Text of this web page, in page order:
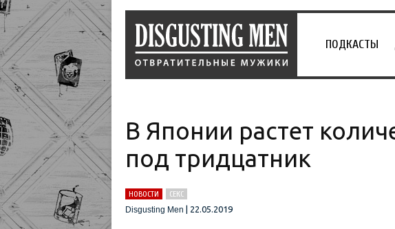
ПОДКАСТЫ
В Японии растет
под тридцатник
НОВОСТИ
СЕКС
Disgusting Men
22.05.2019